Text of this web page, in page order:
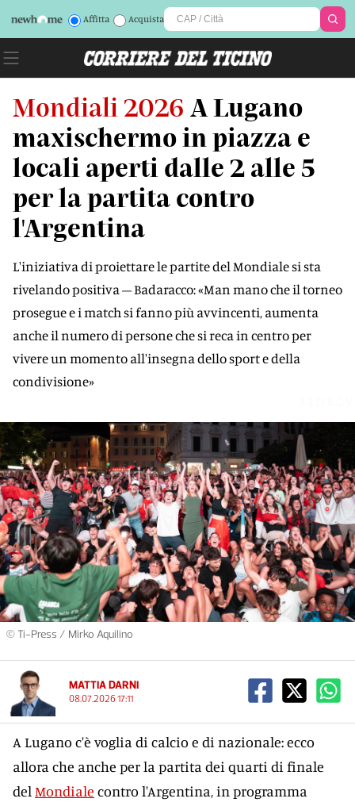
Affitta Acquista
Mondiali 2026 A Lugano
maxischermo in piazza e
locali aperti dalle 2 alle 5
per la partita contro
l'Argentina
L'iniziativa di proiettare le partite del Mondiale si sta
rivelando positiva – Badaracco: «Man mano che il torneo
prosegue e i match si fanno più avvincenti, aumenta
anche il numero di persone che si reca in centro per
vivere un momento all'insegna dello sport e della
condivisione»
© Ti-Press / Mirko Aquilino
MATTIA DARNI
08.07.2026 17:11
A Lugano c'è voglia di calcio e di nazionale: ecco
allora che anche per la partita dei quarti di finale
del Mondiale contro l'Argentina, in programma